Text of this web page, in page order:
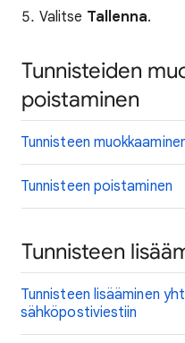
Valitse Tallenna.
Tunnisteiden
poistaminen
Tunnisteen
Tunnisteen poistaminen
Tunnisteen
Tunnisteen lisääminen
sähköpostiviestiin